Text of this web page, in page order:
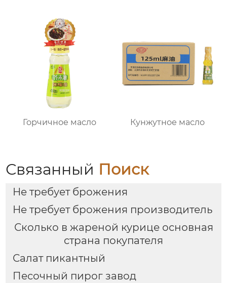
Горчичное масло Кунжутное масло
Связанный Поиск
Не требует брожения
Не требует брожения производитель
Сколько в жареной курице основная
страна покупателя
Салат пикантный
Песочный пирог завод